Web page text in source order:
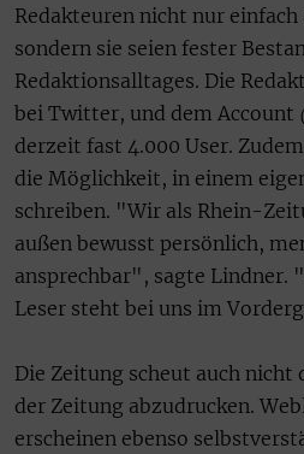
Redakteuren nicht nur
sondern sie seien fester
Redaktionsalltages. Die
bei Twitter, und dem Account
derzeit fast 4.000 User.
die Möglichkeit, in einem
schreiben. "Wir als Rhein-
außen bewusst persönlich,
ansprechbar", sagte Lindner.
Leser steht bei uns im
Die Zeitung scheut auch nicht
der Zeitung abzudrucken.
erscheinen ebenso